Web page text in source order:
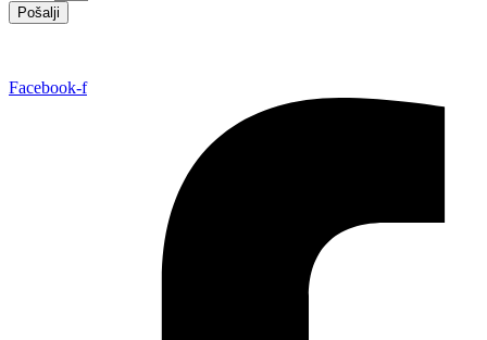
Pošalji
Facebook-f